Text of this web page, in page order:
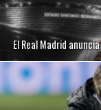
El Real Madrid